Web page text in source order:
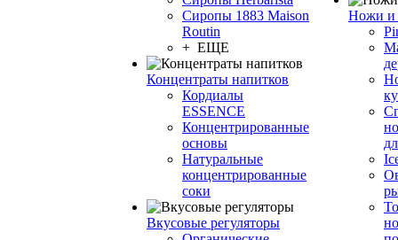
Сиропы 1883 Maison
Routin
+ ЕЩЕ
Концентраты напитков
Кордиалы
ESSENCE
Концентрированные
основы
Натуральные
концентрированные
соки
Вкусовые регуляторы
Ножи и